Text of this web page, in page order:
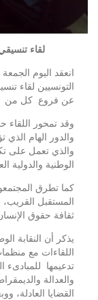
لقاء
التونسيين لقاء
عن فروع كل من
وقد تمحور
والدور الهام الذي
والذي تعمل على
الوطنية والدولية
كما تطرق
المستقبل
ثقافة حقوق
يذكر أن النقابة
اللقاءات مع
تدعيمها للمبادىء
والعدالة
القضايا العادلة،